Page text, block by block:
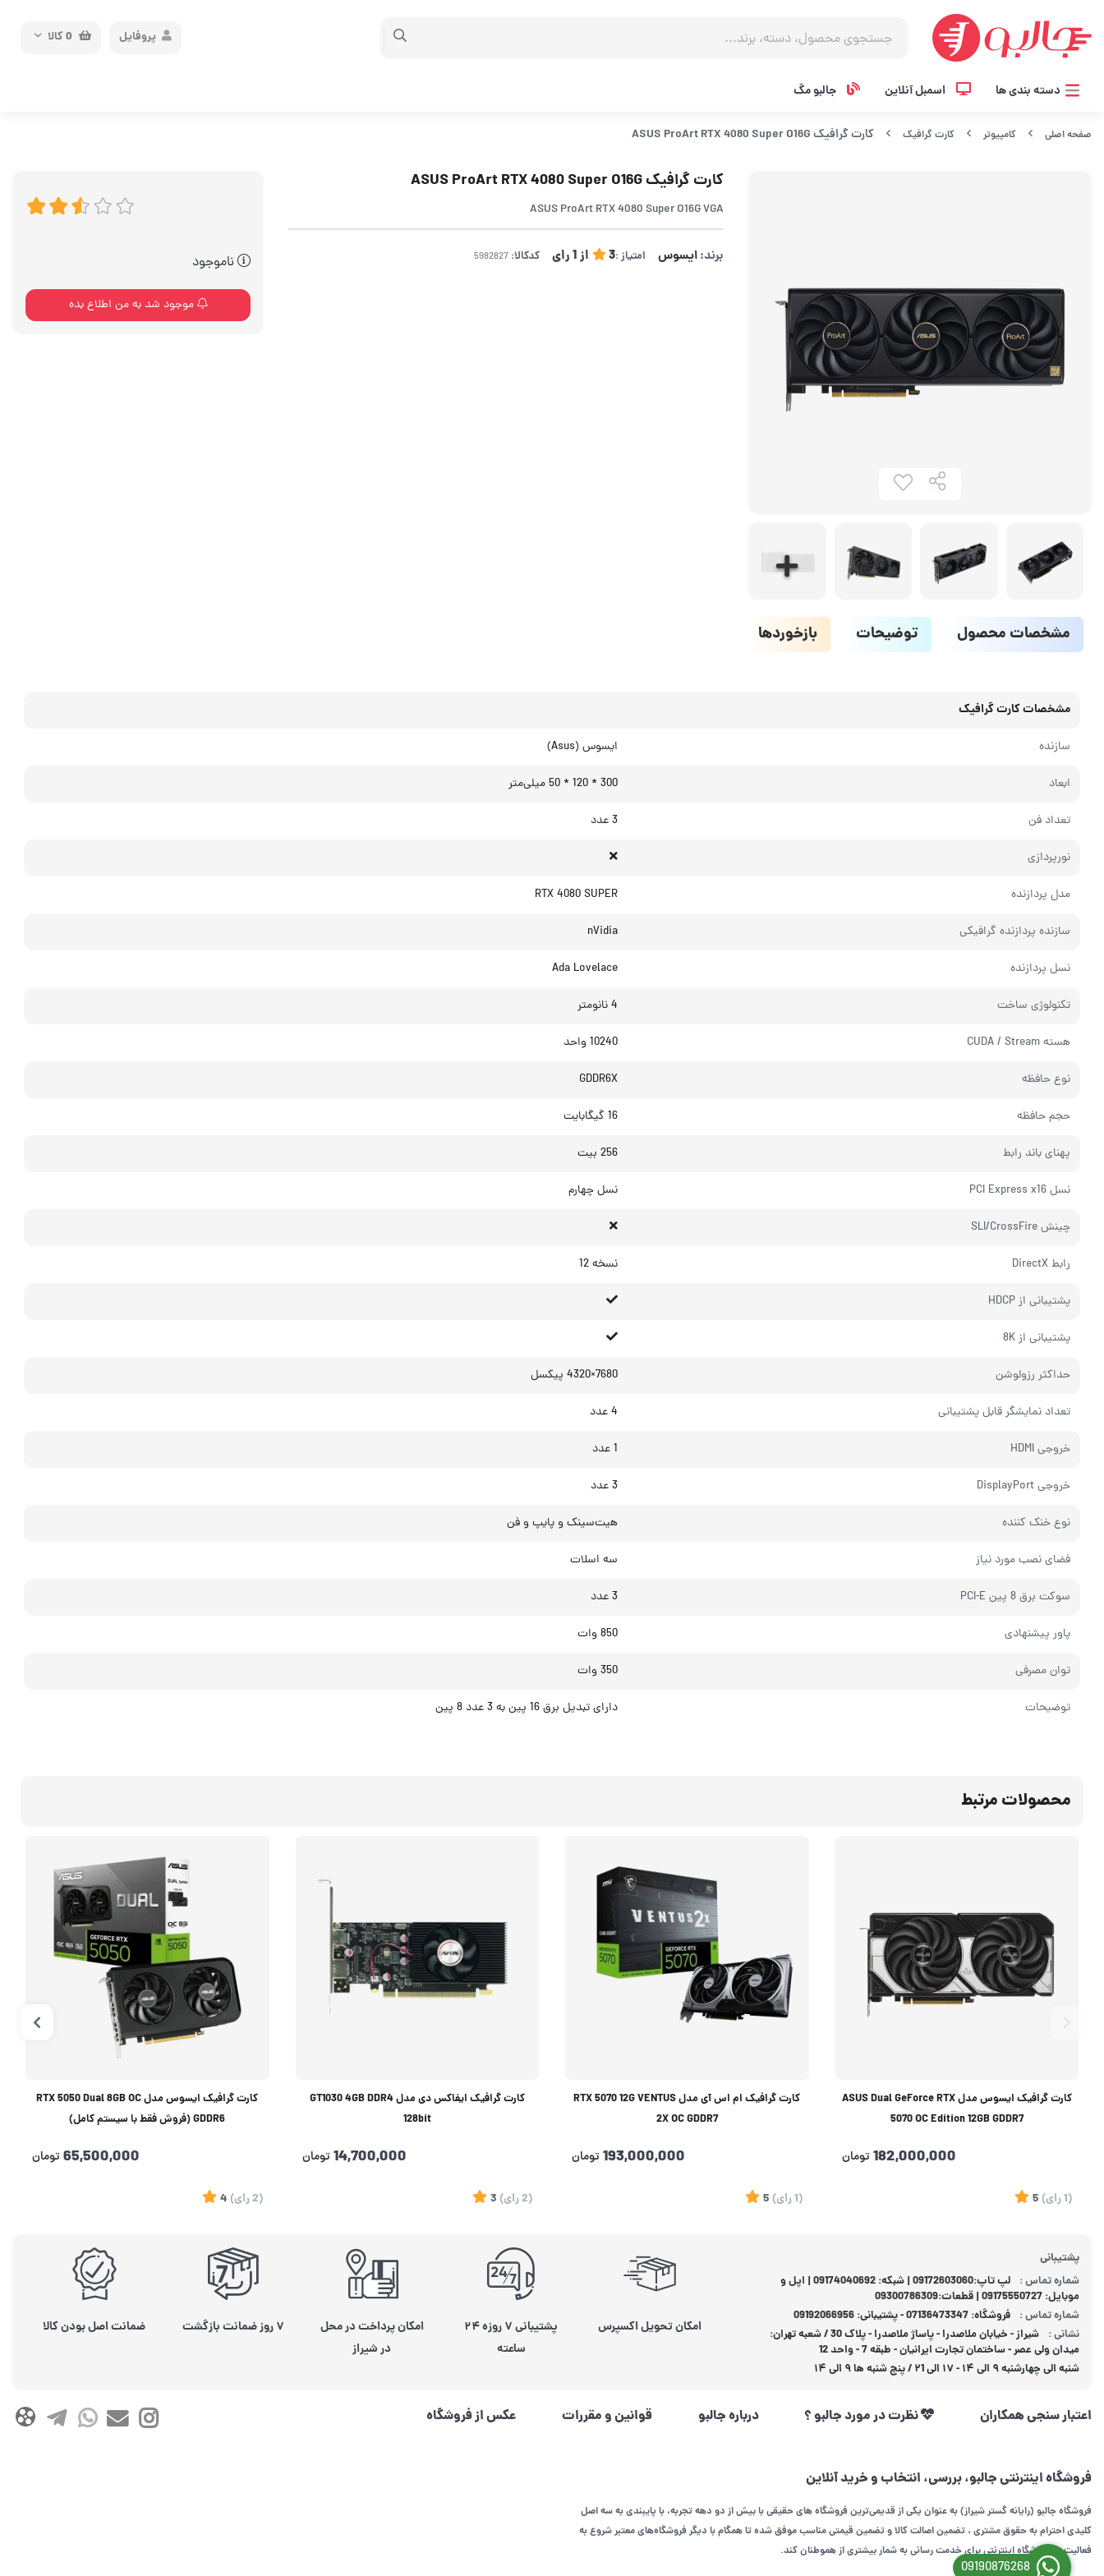
0کالا پروفایل
دسته بندی ها اسمبل آنلاین جالبو مگ
صفحه اصلی کامپیوتر کارت گرافیک کارت گرافیک ASUS ProArt RTX 4080 Super O16G
کارت گرافیک ASUS ProArt RTX 4080 Super O16G
ASUS ProArt RTX 4080 Super O16G VGA
برند:ایسوس امتیاز :3 از1رای کدکالا: ناموجود
موجود شد به من اطلاع بده
مشخصات محصول توضیحات بازخوردها
مشخصات کارت گرافیک
سازنده ایسوس (Asus)
ابعاد 300 * 120 * 50 میلی‌متر
تعداد فن 3 عدد
نورپردازی
مدل پردازنده RTX 4080 SUPER
سازنده پردازنده گرافیکی nVidia
نسل پردازنده Ada Lovelace
تکنولوژی ساخت 4 نانومتر
هسته CUDA / Stream 10240 واحد
نوع حافظه GDDR6X
حجم حافظه 16 گیگابایت
پهنای باند رابط 256 بیت
نسل PCI Express x16 نسل چهارم
چینش SLI/CrossFire
رابط DirectX نسخه 12
پشتیبانی از HDCP
پشتیبانی از 8K
حداکثر رزولوشن 7680×4320 پیکسل
تعداد نمایشگر قابل پشتیبانی 4 عدد
خروجی HDMI 1 عدد
خروجی DisplayPort 3 عدد
نوع خنک کننده هیت‌سینک و پایپ و فن
فضای نصب مورد نیاز سه اسلات
سوکت برق 8 پین PCI-E 3 عدد
پاور پیشنهادی 850 وات
توان مصرفی 350 وات
توضیحات دارای تبدیل برق 16 پین به 3 عدد 8 پین
محصولات مرتبط
کارت گرافیک ایسوس مدل ASUS Dual GeForce RTX
5070 OC Edition 12GB GDDR7
182,000,000 تومان
(1 رای)
5
کارت گرافیک ام اس آی مدل RTX 5070 12G VENTUS
2X OC GDDR7
193,000,000تومان
(1 رای)
5
کارت گرافیک ایفاکس دی مدل GT1030 4GB DDR4
128bit
14,700,000 تومان
(2 رای)
3
کارت گرافیک ایسوس مدل RTX 5050 Dual 8GB OC
GDDR6 (فروش فقط با سیستم کامل)
65,500,000تومان
(2 رای)
4
پشتیبانی
شماره تماس :
لپ تاپ:09172603060 | شبکه: 09174040692 | اپل و
موبایل: 09175550727 | قطعات:09300786309
شماره تماس : فروشگاه: 07136473347 - پشتیبانی: 09192066956
نشانی :
شیراز - خیابان ملاصدرا - پاساژ ملاصدرا - پلاک 30 / شعبه تهران:
میدان ولی عصر - ساختمان تجارت ایرانیان - طبقه 7 - واحد 12
شنبه الی چهارشنبه ۹ الی ۱۴ - ۱۷ الی ۲1 / پنج شنبه ها ۹ الی ۱۴
امکان تحویل اکسپرس
پشتیبانی ۷ روزه ۲۴
ساعته
امکان پرداخت در محل
در شیراز
۷ روز ضمانت بازگشت ضمانت اصل بودن کالا
اعتبار سنجی همکاران نظرت در مورد جالبو ؟ درباره جالبو قوانین و مقررات عکس از فروشگاه
فروشگاه اینترنتی جالبو، بررسی، انتخاب و خرید آنلاین
فروشگاه جالبو (رایانه گستر شیراز) به عنوان یکی از قدیمی‌ترین فروشگاه های حقیقی با بیش از دو دهه تجربه، با پایبندی به سه اصل
کلیدی احترام به حقوق مشتری ، تضمین اصالت کالا و تضمین قیمتی مناسب موفق شده تا همگام با دیگر فروشگاه‌های معتبر شروع به
فعالیت در فروشگاه اینترنتی برای خدمت رسانی به شمار بیشتری از هموطنان کند.
09190876268